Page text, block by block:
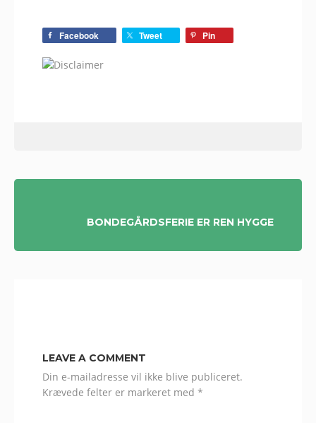
Facebook Tweet Pin
BONDEGÅRDSFERIE ER REN HYGGE
LEAVE A COMMENT
Din e-mailadresse vil ikke blive publiceret.
Krævede felter er markeret med *